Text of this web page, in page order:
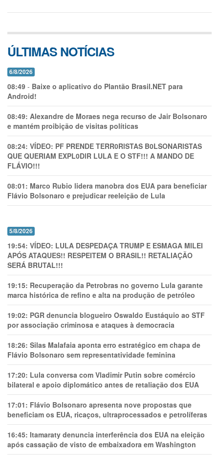
ÚLTIMAS NOTÍCIAS
6/8/2026
08:49 - Baixe o aplicativo do Plantão Brasil.NET para
Android!
08:49: Alexandre de Moraes nega recurso de Jair Bolsonaro
e mantém proibição de visitas políticas
08:24: VÍDEO: PF PRENDE TERR0RlSTAS B0LSONARlSTAS
QUE QUERIAM EXPL0DlR LULA E O STF!!! A MANDO DE
FLÁVIO!!!
08:01: Marco Rubio lidera manobra dos EUA para beneficiar
Flávio Bolsonaro e prejudicar reeleição de Lula
5/8/2026
19:54: VÍDEO: LULA DESPEDAÇA TRUMP E ESMAGA MILEI
APÓS ATAQUES!! RESPEITEM O BRASIL!! RETALIAÇÃO
SERÁ BRUTAL!!!
19:15: Recuperação da Petrobras no governo Lula garante
marca histórica de refino e alta na produção de petróleo
19:02: PGR denuncia blogueiro Oswaldo Eustáquio ao STF
por associação criminosa e ataques à democracia
18:26: Silas Malafaia aponta erro estratégico em chapa de
Flávio Bolsonaro sem representatividade feminina
17:20: Lula conversa com Vladimir Putin sobre comércio
bilateral e apoio diplomático antes de retaliação dos EUA
17:01: Flávio Bolsonaro apresenta nove propostas que
beneficiam os EUA, ricaços, ultraprocessados e petrolíferas
16:45: Itamaraty denuncia interferência dos EUA na eleição
após cassação de visto de embaixadora em Washington